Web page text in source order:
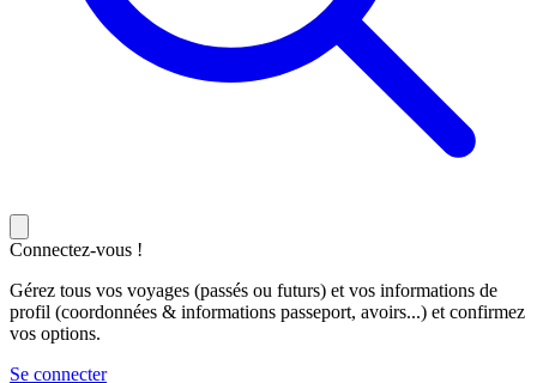
Connectez-vous !
Gérez tous vos voyages (passés ou futurs) et vos informations de
profil (coordonnées & informations passeport, avoirs...) et confirmez
vos options.
Se connecter